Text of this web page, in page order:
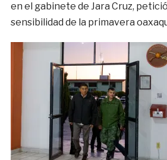
en el gabinete de Jara Cruz,
sensibilidad de la primavera